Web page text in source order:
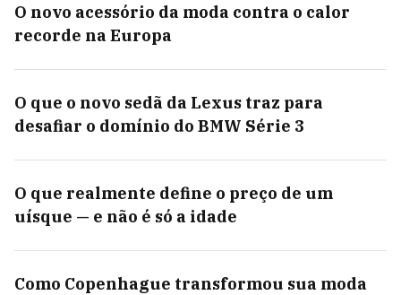
O novo acessório da moda contra o calor
recorde na Europa
O que o novo sedã da Lexus traz para
desafiar o domínio do BMW Série 3
O que realmente define o preço de um
uísque — e não é só a idade
Como Copenhague transformou sua moda